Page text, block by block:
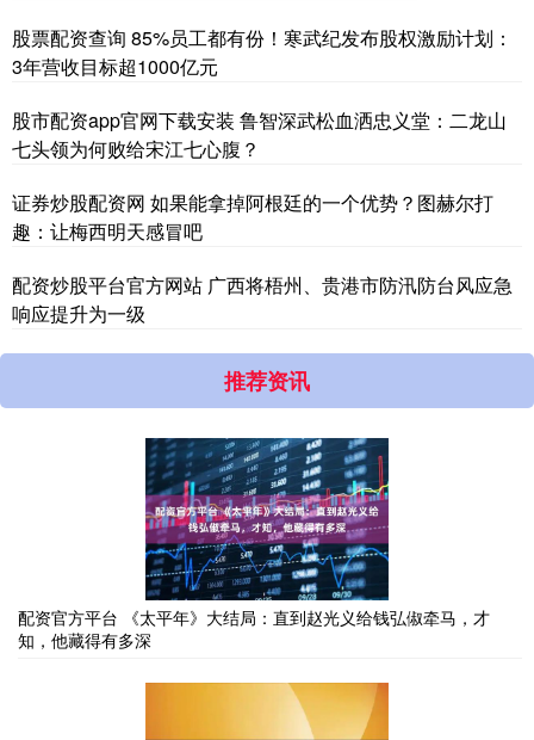
股票配资查询 85%员工都有份！寒武纪发布股权激励计划：
3年营收目标超1000亿元
股市配资app官网下载安装 鲁智深武松血洒忠义堂：二龙山
七头领为何败给宋江七心腹？
证券炒股配资网 如果能拿掉阿根廷的一个优势？图赫尔打
趣：让梅西明天感冒吧
配资炒股平台官方网站 广西将梧州、贵港市防汛防台风应急
响应提升为一级
推荐资讯
配资官方平台 《太平年》大结局：直到赵光义给钱弘俶牵马，才
知，他藏得有多深